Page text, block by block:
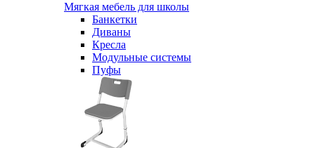
Мягкая мебель для школы
Банкетки
Диваны
Кресла
Модульные системы
Пуфы